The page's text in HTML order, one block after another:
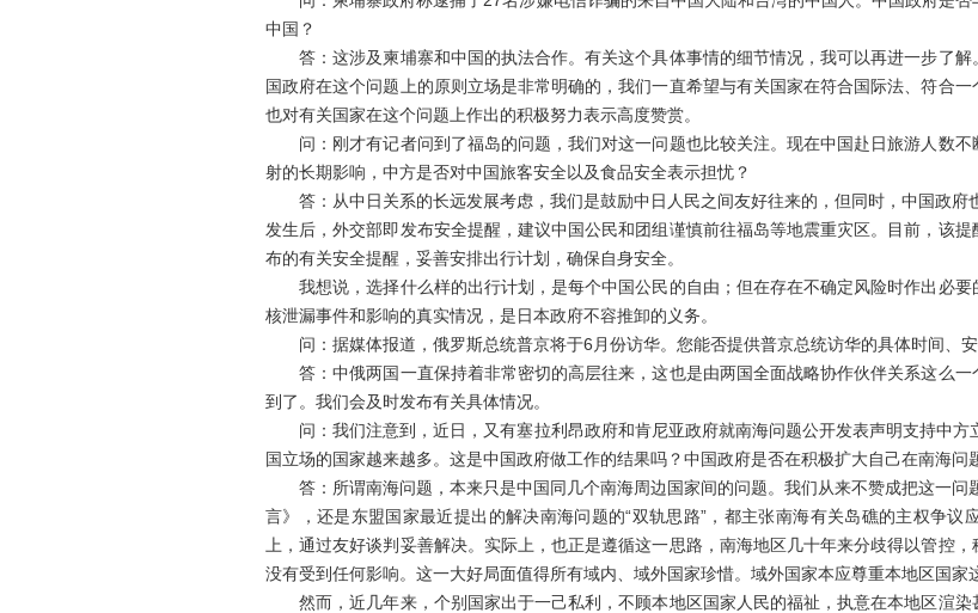
中国？
答：这涉及柬埔寨和中国的执法合作。有关这个具体事情的细节情况，我可以再进一步了解
国政府在这个问题上的原则立场是非常明确的，我们一直希望与有关国家在符合国际法、符合
也对有关国家在这个问题上作出的积极努力表示高度赞赏。
问：刚才有记者问到了福岛的问题，我们对这一问题也比较关注。现在中国赴日旅游人数不
射的长期影响，中方是否对中国旅客安全以及食品安全表示担忧？
答：从中日关系的长远发展考虑，我们是鼓励中日人民之间友好往来的，但同时，中国政府
发生后，外交部即发布安全提醒，建议中国公民和团组谨慎前往福岛等地震重灾区。目前，该
布的有关安全提醒，妥善安排出行计划，确保自身安全。
我想说，选择什么样的出行计划，是每个中国公民的自由；但在存在不确定风险时作出必要
核泄漏事件和影响的真实情况，是日本政府不容推卸的义务。
问：据媒体报道，俄罗斯总统普京将于6月份访华。您能否提供普京总统访华的具体时间、安
答：中俄两国一直保持着非常密切的高层往来，这也是由两国全面战略协作伙伴关系这么一
到了。我们会及时发布有关具体情况。
问：我们注意到，近日，又有塞拉利昂政府和肯尼亚政府就南海问题公开发表声明支持中方
国立场的国家越来越多。这是中国政府做工作的结果吗？中国政府是否在积极扩大自己在南海问
答：所谓南海问题，本来只是中国同几个南海周边国家间的问题。我们从来不赞成把这一问
言》，还是东盟国家最近提出的解决南海问题的“双轨思路”，都主张南海有关岛礁的主权争议
上，通过友好谈判妥善解决。实际上，也正是遵循这一思路，南海地区几十年来分歧得以管控
没有受到任何影响。这一大好局面值得所有域内、域外国家珍惜。域外国家本应尊重本地区国家
然而，近几年来，个别国家出于一己私利，不顾本地区国家人民的福祉，执意在本地区渲染